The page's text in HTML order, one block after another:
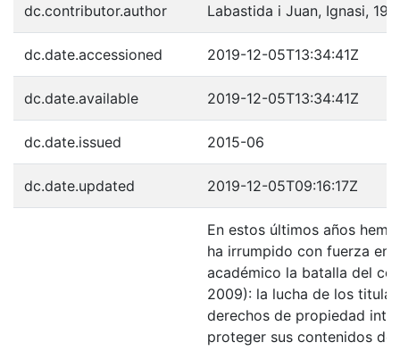
dc.contributor.author Labastida i Juan, Ignasi,
dc.date.accessioned 2019-12-05T13:34:41Z
dc.date.available 2019-12-05T13:34:41Z
dc.date.issued 2015-06
dc.date.updated 2019-12-05T09:16:17Z
En estos últimos años
ha irrumpido con fuerza en
académico la batalla del
2009): la lucha de los
derechos de propiedad
proteger sus contenidos de